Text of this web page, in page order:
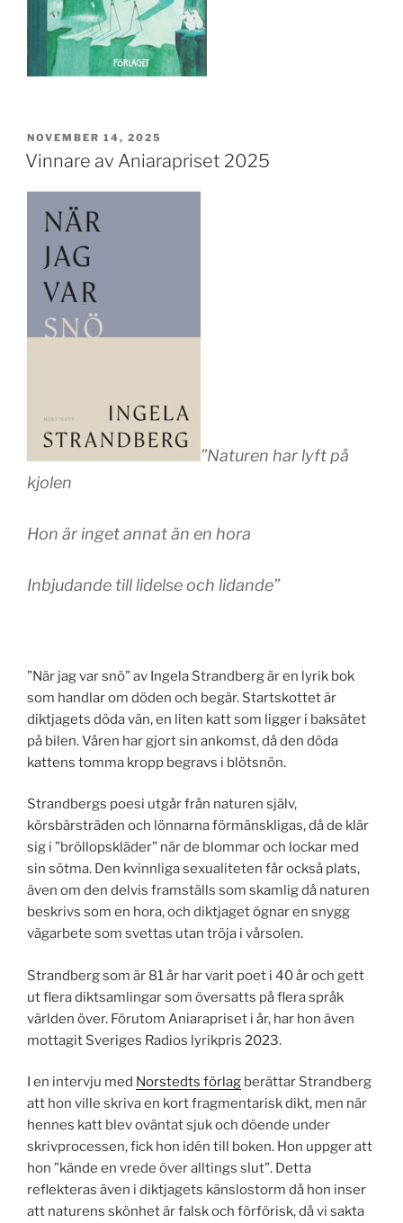
PUBLICERAT
NOVEMBER 14, 2025
Vinnare av Aniarapriset 2025
”Naturen har lyft på
kjolen
Hon är inget annat än en hora
Inbjudande till lidelse och lidande”
”När jag var snö” av Ingela Strandberg är en lyrik bok
som handlar om döden och begär. Startskottet är
diktjagets döda vän, en liten katt som ligger i baksätet
på bilen. Våren har gjort sin ankomst, då den döda
kattens tomma kropp begravs i blötsnön.
Strandbergs poesi utgår från naturen själv,
körsbärsträden och lönnarna förmänskligas, då de klär
sig i ”bröllopskläder” när de blommar och lockar med
sin sötma. Den kvinnliga sexualiteten får också plats,
även om den delvis framställs som skamlig då naturen
beskrivs som en hora, och diktjaget ögnar en snygg
vägarbete som svettas utan tröja i vårsolen.
Strandberg som är 81 år har varit poet i 40 år och gett
ut flera diktsamlingar som översatts på flera språk
världen över. Förutom Aniarapriset i år, har hon även
mottagit Sveriges Radios lyrikpris 2023.
I en intervju med Norstedts förlag berättar Strandberg
att hon ville skriva en kort fragmentarisk dikt, men när
hennes katt blev oväntat sjuk och döende under
skrivprocessen, fick hon idén till boken. Hon uppger att
hon ”kände en vrede över alltings slut”. Detta
reflekteras även i diktjagets känslostorm då hon inser
att naturens skönhet är falsk och förförisk, då vi sakta